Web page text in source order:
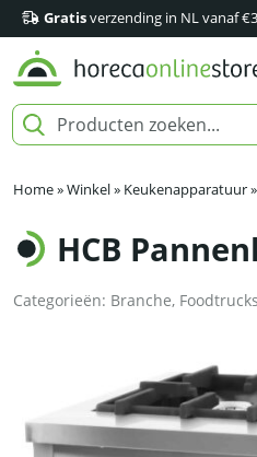
Gratisverzending in NL vanaf
Home»Winkel» Keukenapparatuur»
HCB
Categorieën: Branche, Foodtrucks